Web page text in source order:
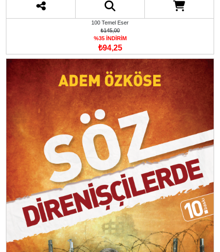
100 Temel Eser
₺145,00
%35 İNDİRİM
₺94,25